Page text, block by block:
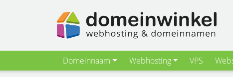
Domeinnaam Webhosting VPS